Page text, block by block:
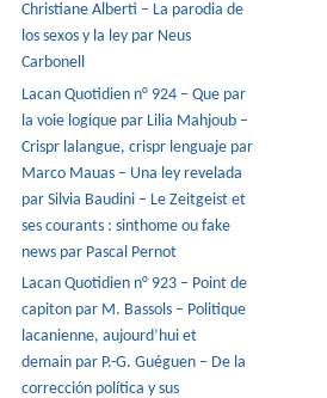
Christiane Alberti – La parodia de
los sexos y la ley par Neus
Carbonell
Lacan Quotidien n° 924 – Que par
la voie logique par Lilia Mahjoub –
Crispr lalangue, crispr lenguaje par
Marco Mauas – Una ley revelada
par Silvia Baudini – Le Zeitgeist et
ses courants : sinthome ou fake
news par Pascal Pernot
Lacan Quotidien n° 923 – Point de
capiton par M. Bassols – Politique
lacanienne, aujourd’hui et
demain par P.-G. Guéguen – De la
corrección política y sus